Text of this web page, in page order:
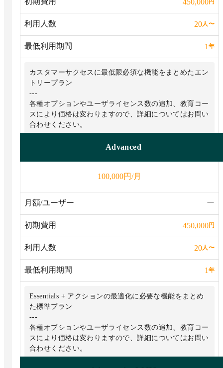
円
利用人数 20人〜
最低利用期間 1 年
カスタマーサクセスに最低限必須な機能をまとめたエン
トリープラン
---
各種オプションやユーザライセンス数の追加、教育コー
スにより価格は変わりますので、詳細についてはお問い
合わせください。
Advanced
100,000円/月
月額/ユーザー ー
初期費用 450,000円
利用人数 20人〜
最低利用期間 1 年
Essentials + アクションの最適化に必要な機能をまとめ
た標準プラン
---
各種オプションやユーザライセンス数の追加、教育コー
スにより価格は変わりますので、詳細についてはお問い
合わせください。